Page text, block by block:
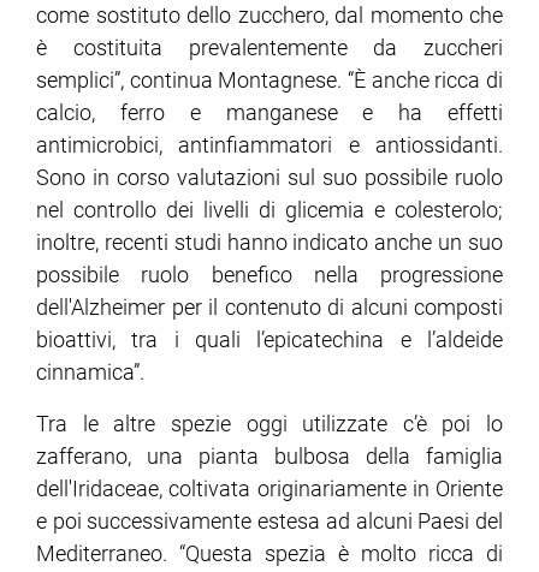
come sostituto dello zucchero, dal momento che
è costituita prevalentemente da zuccheri
semplici”, continua Montagnese. “È anche ricca di
calcio, ferro e manganese e ha effetti
antimicrobici, antinfiammatori e antiossidanti.
Sono in corso valutazioni sul suo possibile ruolo
nel controllo dei livelli di glicemia e colesterolo;
inoltre, recenti studi hanno indicato anche un suo
possibile ruolo benefico nella progressione
dell'Alzheimer per il contenuto di alcuni composti
bioattivi, tra i quali l’epicatechina e l’aldeide
cinnamica”.
Tra le altre spezie oggi utilizzate c’è poi lo
zafferano, una pianta bulbosa della famiglia
dell'Iridaceae, coltivata originariamente in Oriente
e poi successivamente estesa ad alcuni Paesi del
Mediterraneo. “Questa spezia è molto ricca di